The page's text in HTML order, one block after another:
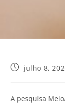
julho 8,
A pesquisa